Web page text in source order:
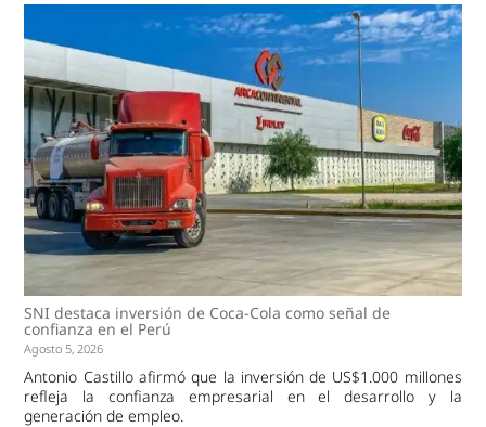
SNI destaca inversión de Coca-Cola como señal de
confianza en el Perú
Agosto 5, 2026
Antonio Castillo afirmó que la inversión de US$1.000 millones
refleja la confianza empresarial en el desarrollo y la
generación de empleo.